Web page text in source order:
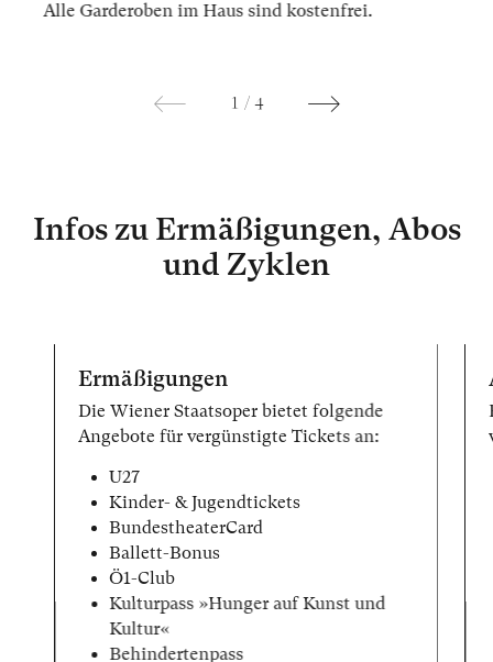
Alle Gar­der­oben im Haus sind kos­ten­frei.
1 / 4
Infos zu Ermäßigungen, Abos
und Zyklen
Ermäßigungen
Die Wiener Staatsoper bietet folgende
Angebote für vergünstigte Tickets an:
U27
Kinder- & Jugendtickets
BundestheaterCard
Ballett-Bonus
Ö1-Club
Kulturpass »Hunger auf Kunst und
Kultur«
Behindertenpass